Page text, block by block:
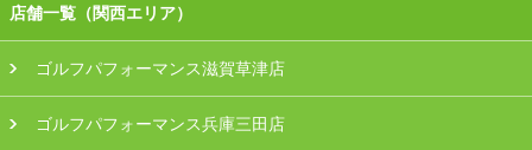
店舗一覧（関西エリア）
ゴルフパフォーマンス滋賀草津店
ゴルフパフォーマンス兵庫三田店